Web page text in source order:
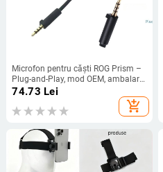
Microfon pentru căști ROG Prism –
Plug-and-Play, mod OEM, ambalare
individuală, suport distribuție
74.73 Lei
add_shopping_cart